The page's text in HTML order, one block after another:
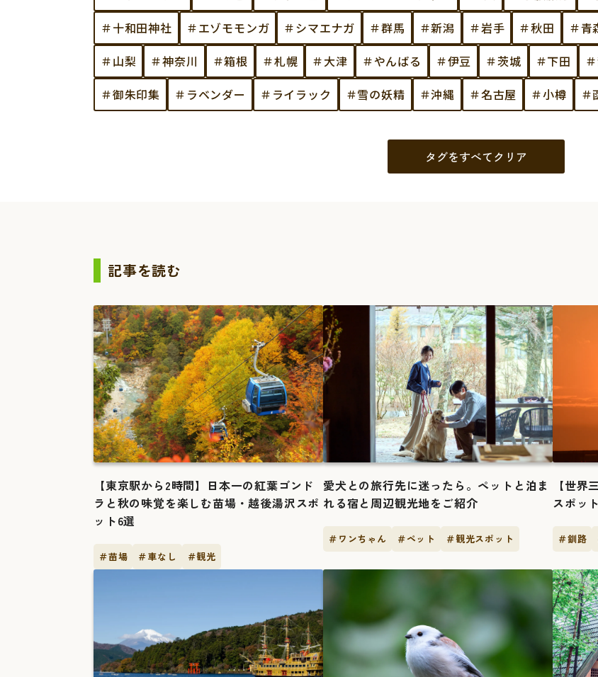
＃十和田神社
＃エゾモモンガ ＃シマエナガ ＃群馬 ＃新潟 ＃岩手 ＃秋田 ＃青
＃山梨
＃神奈川 ＃箱根 ＃札幌 ＃大津 ＃やんばる ＃伊豆 ＃茨城 ＃下田
＃御朱印集
＃ラベンダー ＃ライラック ＃雪の妖精 ＃沖縄 ＃名古屋 ＃小樽 ＃
タグをすべてクリア
記事を読む
【東京駅から2時間】日本一の紅葉ゴンド
ラと秋の味覚を楽しむ苗場・越後湯沢スポ
ット6選
＃苗場 ＃車なし ＃観光
愛犬との旅行先に迷ったら。ペットと泊ま
れる宿と周辺観光地をご紹介
＃ワンちゃん ＃ペット ＃観光スポット
【世界
スポッ
＃釧路